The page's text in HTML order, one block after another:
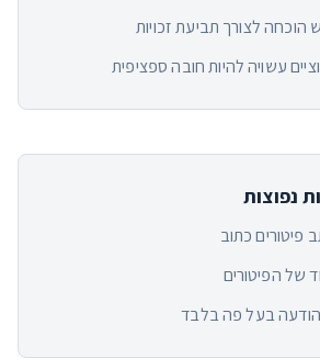
לצורך תביעת זכויות
עשויה להיות חובה ספציפית
נפוצות
פיטורים כתוב
של הפיטורים
בעל פה בלבד